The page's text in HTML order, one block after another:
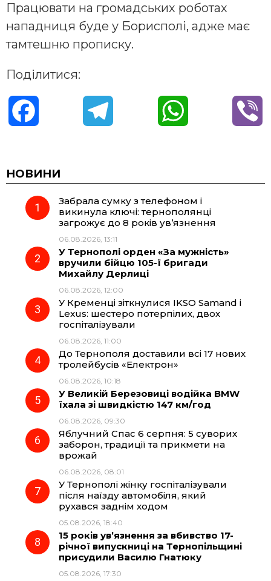
Працювати на громадських роботах
нападниця буде у Борисполі, адже має
тамтешню прописку.
Поділитися:
c
e
o
k
e
r
a
m
t
A
НОВИНИ
Забрала сумку з телефоном і
викинула ключі: тернополянці
загрожує до 8 років ув’язнення
06.08.2026, 13:11
У Тернополі орден «За мужність»
вручили бійцю 105-ї бригади
Михайлу Дерлиці
06.08.2026, 12:00
У Кременці зіткнулися IKSO Samand і
Lexus: шестеро потерпілих, двох
госпіталізували
06.08.2026, 11:00
До Тернополя доставили всі 17 нових
тролейбусів «Електрон»
06.08.2026, 10:18
У Великій Березовиці водійка BMW
їхала зі швидкістю 147 км/год
06.08.2026, 09:30
Яблучний Спас 6 серпня: 5 суворих
заборон, традиції та прикмети на
врожай
06.08.2026, 08:01
У Тернополі жінку госпіталізували
після наїзду автомобіля, який
рухався заднім ходом
05.08.2026, 18:40
15 років ув’язнення за вбивство 17-
річної випускниці на Тернопільщині
присудили Василю Гнатюку
05.08.2026, 17:30